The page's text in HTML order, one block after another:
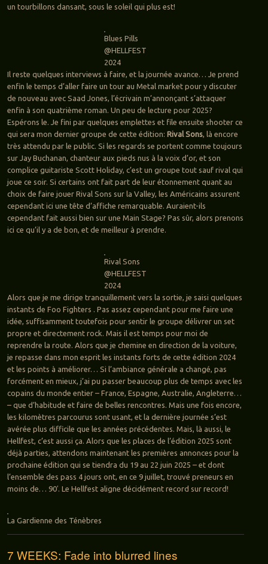
un tourbillons dansant, sous le soleil qui plus est!
Blues Pills
@HELLFEST
2024
Il reste quelques interviews à faire, et la journée avance… Je prend
enfin le temps d’aller faire un tour au Metal market pour y discuter
de nouveau avec Saad Jones, l’écrivain m’annonçant s’attaquer
enfin à son quatrième roman. Un peu de lecture pour 2025?
Espérons le. Je fini par quelques emplettes et file ensuite shooter ce
qui sera mon dernier groupe de cette édition: Rival Sons, là encore
très attendu par le public. Si les regards se portent comme toujours
sur Jay Buchanan, chanteur aux pieds nus à la voix d’or, et son
complice guitariste Scott Holiday, c’est un groupe tout sauf rival qui
joue ce soir. Si certains ont fait part de leur étonnement quant au
choix de faire jouer Rival Sons sur la Valley, les Américains assurent
cependant ici une tête d’affiche remarquable. Auraient-ils
cependant fait aussi bien sur une Main Stage? Pas sûr, alors prenons
ici ce qu’il y a de bon, et de meilleur à prendre.
Rival Sons
@HELLFEST
2024
Alors que je me dirige tranquillement vers la sortie, je saisi quelques
instants de Foo Fighters . Pas assez cependant pour me faire une
idée, suffisamment toutefois pour sentir le groupe délivrer un set
propre et directement rock. Mais il est temps pour moi de
reprendre la route. Alors que je chemine en direction de la voiture,
je repasse dans mon esprit les instants forts de cette édition 2024
et les points à améliorer… Si l’ambiance générale a changé, pas
forcément en mieux, j’ai pu passer beaucoup plus de temps avec les
copains du monde entier – France, Espagne, Australie, Angleterre…
– que d’habitude et faire de belles rencontres. Mais une fois encore,
les kilomètres parcourus sont usant, et la dernière journée s’est
avérée plus difficile que les années précédentes. Mais, là aussi, le
Hellfest, c’est aussi ça. Alors que les places de l’édition 2025 sont
déjà parties, attendons maintenant les premières annonces pour la
prochaine édition qui se tiendra du 19 au 22 juin 2025 – et dont
l’ensemble des pass 4 jours ont, en ce 9 juillet, trouvé preneurs en
moins de… 90′. Le Hellfest aligne décidément record sur record!
La Gardienne des Ténèbres
7 WEEKS: Fade into blurred lines